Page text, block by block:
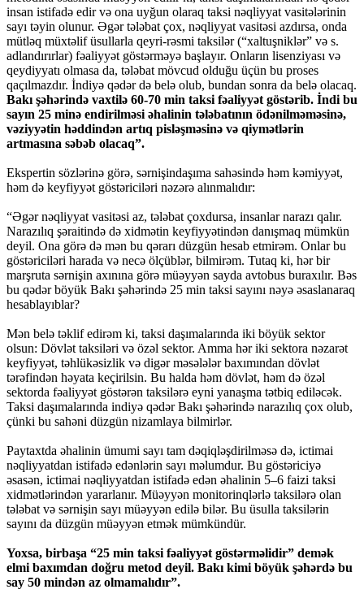
insan istifadə edir və ona uyğun olaraq taksi nəqliyyat vasitələrinin
sayı təyin olunur. Əgər tələbat çox, nəqliyyat vasitəsi azdırsa, onda
mütləq müxtəlif üsullarla qeyri-rəsmi taksilər (“xaltuşniklər” və s.
adlandırırlar) fəaliyyət göstərməyə başlayır. Onların lisenziyası və
qeydiyyatı olmasa da, tələbat mövcud olduğu üçün bu proses
qaçılmazdır. İndiyə qədər də belə olub, bundan sonra da belə olacaq.
Bakı şəhərində vaxtilə 60-70 min taksi fəaliyyət göstərib. İndi bu
sayın 25 minə endirilməsi əhalinin tələbatının ödənilməməsinə,
vəziyyətin həddindən artıq pisləşməsinə və qiymətlərin
artmasına səbəb olacaq”.
Ekspertin sözlərinə görə, sərnişindaşıma sahəsində həm kəmiyyət,
həm də keyfiyyət göstəriciləri nəzərə alınmalıdır:
“Əgər nəqliyyat vasitəsi az, tələbat çoxdursa, insanlar narazı qalır.
Narazılıq şəraitində də xidmətin keyfiyyətindən danışmaq mümkün
deyil. Ona görə də mən bu qərarı düzgün hesab etmirəm. Onlar bu
göstəriciləri harada və necə ölçüblər, bilmirəm. Tutaq ki, hər bir
marşruta sərnişin axınına görə müəyyən sayda avtobus buraxılır. Bəs
bu qədər böyük Bakı şəhərində 25 min taksi sayını nəyə əsaslanaraq
hesablayıblar?
Mən belə təklif edirəm ki, taksi daşımalarında iki böyük sektor
olsun: Dövlət taksiləri və özəl sektor. Amma hər iki sektora nəzarət
keyfiyyət, təhlükəsizlik və digər məsələlər baxımından dövlət
tərəfindən həyata keçirilsin. Bu halda həm dövlət, həm də özəl
sektorda fəaliyyət göstərən taksilərə eyni yanaşma tətbiq ediləcək.
Taksi daşımalarında indiyə qədər Bakı şəhərində narazılıq çox olub,
çünki bu sahəni düzgün nizamlaya bilmirlər.
Paytaxtda əhalinin ümumi sayı tam dəqiqləşdirilməsə də, ictimai
nəqliyyatdan istifadə edənlərin sayı məlumdur. Bu göstəriciyə
əsasən, ictimai nəqliyyatdan istifadə edən əhalinin 5–6 faizi taksi
xidmətlərindən yararlanır. Müəyyən monitorinqlərlə taksilərə olan
tələbat və sərnişin sayı müəyyən edilə bilər. Bu üsulla taksilərin
sayını da düzgün müəyyən etmək mümkündür.
Yoxsa, birbaşa “25 min taksi fəaliyyət göstərməlidir” demək
elmi baxımdan doğru metod deyil. Bakı kimi böyük şəhərdə bu
say 50 mindən az olmamalıdır”.